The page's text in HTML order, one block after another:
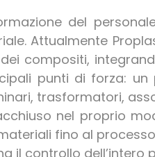
del
Attualmente
compositi,
punti di forza:
trasformatori,
nel proprio
fino al
il controllo dell’intero